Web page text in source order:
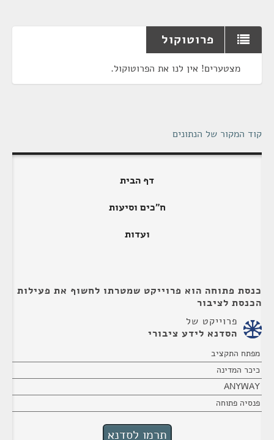
פרוטוקול
מצטערים! אין לנו את הפרוטוקול.
קוד המקור של הנתונים
דף הבית
ח"כים וסיעות
ועדות
כנסת פתוחה הוא פרוייקט שמטרתו לחשוף את פעילות
הכנסת לציבור
פרוייקט של
הסדנא לידע ציבורי
מפתח התקציב
כיכר המדינה
ANYWAY
פנסיה פתוחה